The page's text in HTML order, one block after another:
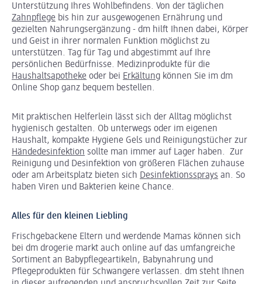
Unterstützung Ihres Wohlbefindens. Von der täglichen
Zahnpflege bis hin zur ausgewogenen Ernährung und
gezielten Nahrungsergänzung - dm hilft Ihnen dabei, Körper
und Geist in ihrer normalen Funktion möglichst zu
unterstützen. Tag für Tag und abgestimmt auf Ihre
persönlichen Bedürfnisse. Medizinprodukte für die
Haushaltsapotheke oder bei Erkältung können Sie im dm
Online Shop ganz bequem bestellen.
Mit praktischen Helferlein lässt sich der Alltag möglichst
hygienisch gestalten. Ob unterwegs oder im eigenen
Haushalt, kompakte Hygiene Gels und Reinigungstücher zur
Händedesinfektion sollte man immer auf Lager haben. Zur
Reinigung und Desinfektion von größeren Flächen zuhause
oder am Arbeitsplatz bieten sich Desinfektionssprays an. So
haben Viren und Bakterien keine Chance.
Alles für den kleinen Liebling
Frischgebackene Eltern und werdende Mamas können sich
bei dm drogerie markt auch online auf das umfangreiche
Sortiment an Babypflegeartikeln, Babynahrung und
Pflegeprodukten für Schwangere verlassen. dm steht Ihnen